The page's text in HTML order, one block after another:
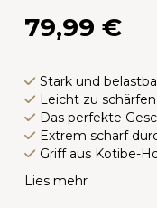
79,99 €
Stark und
Leicht zu schärfen
Das perfekte
Extrem scharf
Griff aus Kotibe-
Lies mehr